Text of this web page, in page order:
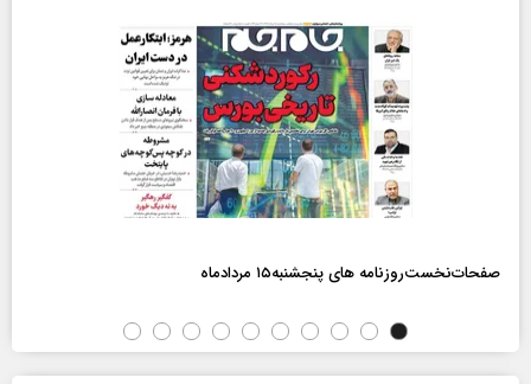
صفحات‌نخست‌روزنامه ها‌ی پنجشنبه‌۱۵ مردادماه